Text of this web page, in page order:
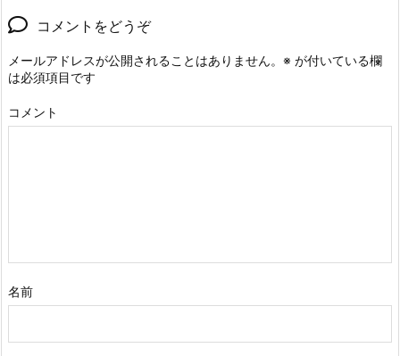
コメントをどうぞ
メールアドレスが公開されることはありません。 ※ が付いている欄
は必須項目です
コメント
名前